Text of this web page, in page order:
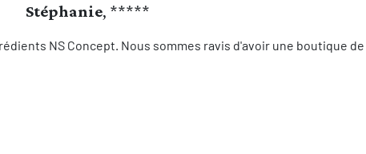
Stéphanie, *****
NS Concept. Nous sommes ravis d'avoir une boutique